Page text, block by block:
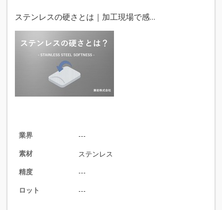
ステンレスの硬さとは｜加工現場で感…
業界
---
素材
ステンレス
精度
---
ロット
---